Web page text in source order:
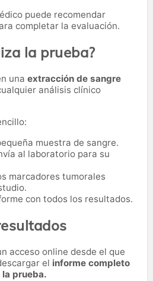
puede recomendar
completar la evaluación.
la prueba?
una extracción de sangre
análisis clínico
muestra de sangre.
al laboratorio para su
marcadores tumorales
con todos los resultados.
acceso online desde el que
el informe completo
prueba.